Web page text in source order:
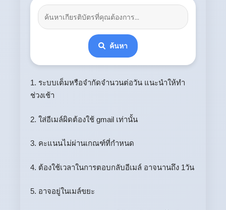
ค้นหา
1. ระบบเต็มหรือจำกัดจำนวนต่อวัน แนะนำให้ทำ
ช่วงเช้า
2. ใส่อีเมล์ผิดต้องใช้ gmail เท่านั้น
3. คะแนนไม่ผ่านเกณฑ์ที่กำหนด
4. ต้องใช้เวลาในการตอบกลับอีเมล์ อาจนานถึง 1วัน
5. อาจอยู่ในเมล์ขยะ